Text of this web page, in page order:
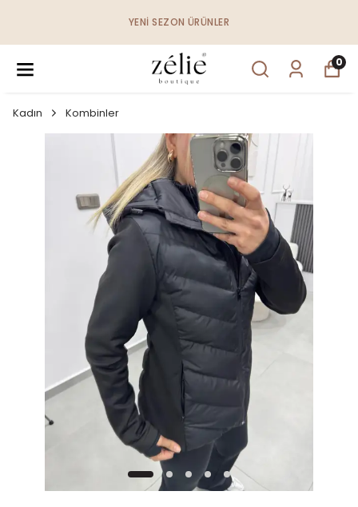
YENI SEZON ÜRÜNLER
0
Kadın Kombinler